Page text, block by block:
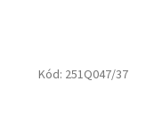
Kód: 251Q047/37